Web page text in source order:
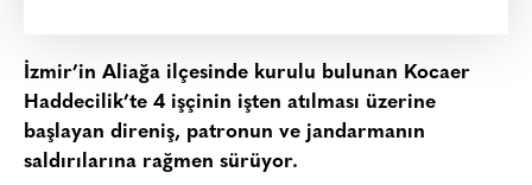
İzmir’in Aliağa ilçesinde kurulu bulunan Kocaer
Haddecilik’te 4 işçinin işten atılması üzerine
başlayan direniş, patronun ve jandarmanın
saldırılarına rağmen sürüyor.